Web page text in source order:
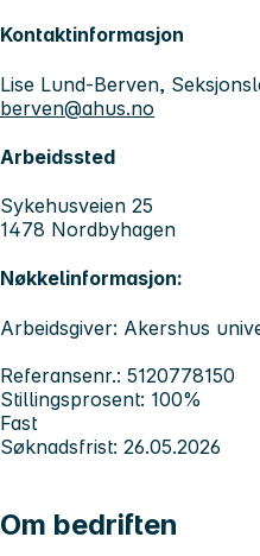
Kontaktinformasjon
Lise Lund-Berven,
berven@ahus.no
Arbeidssted
Sykehusveien 25
1478 Nordbyhagen
Nøkkelinformasjon:
Arbeidsgiver: Akershus
Referansenr.: 5120778150
Stillingsprosent: 100%
Fast
Søknadsfrist: 26.05.2026
Om bedriften